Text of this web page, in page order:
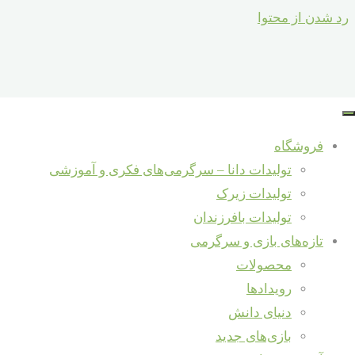
رد شدن از محتوا
فروشگاه
تولیدات دانا – سرگرمی‌های فکری و آموزشی
تولیدات زیرک
تولیدات بافرزندان
تازه‌های بازی و سرگرمی
محصولات
رویدادها
دنیای دانش
بازی‌های جدید
مسئولیت پذیری کودک
آموزش و دانش /
دنیای دانش
/
روانشناسی کودک
تازه‌ها و دانستنی‌ها